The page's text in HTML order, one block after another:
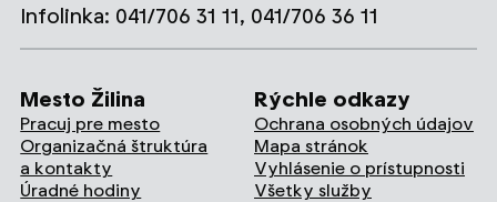
Infolinka: 041/706 31 11, 041/706 36 11
Mesto Žilina
Pracuj pre mesto
Organizačná štruktúra
a kontakty
Úradné hodiny
Rýchle odkazy
Ochrana osobných údajov
Mapa stránok
Vyhlásenie o prístupnosti
Všetky služby